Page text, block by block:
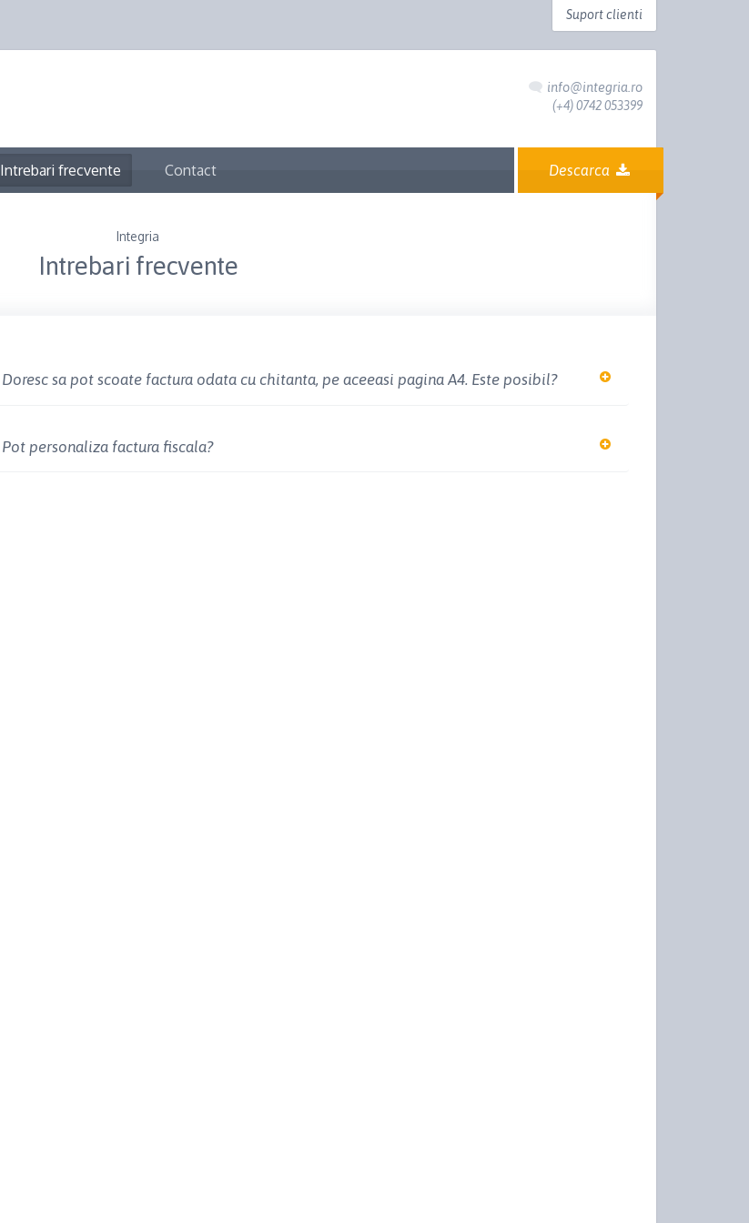
Suport clienti
info@integria.ro
(+4) 0742 053399
Intrebari frecvente Contact Descarca
Integria
Intrebari frecvente
Doresc sa pot scoate factura odata cu chitanta, pe aceeasi pagina A4. Este posibil?
Pot personaliza factura fiscala?